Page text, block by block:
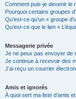
Comment puis-je devenir le
Pourquoi certains groupes
Qu’est-ce qu’un « groupe
Qu’est-ce que le lien «
Messagerie privée
Je ne peux pas envoyer de
Je continue à recevoir des
J’ai reçu un courrier
Amis et ignorés
À quoi sert ma liste d’amis